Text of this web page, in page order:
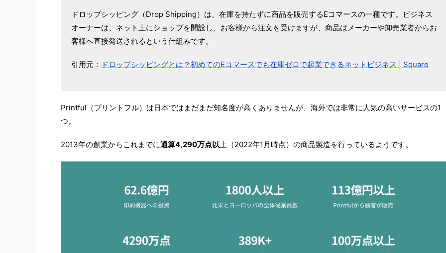
ドロップシッピング（Drop Shipping）は、在庫を持たずに商品を販売するEコマースの一種です。ビジネス
オーナーは、ネット上にショップを開設し、お客様から注文を受けますが、商品はメーカーや卸売業者からお
客様へ直接発送されるという仕組みです。
引用元： ドロップシッピングとは？初めてのEコマースでも在庫ゼロで起業できるネットビジネス | Square
Printful（プリントフル）は日本ではまだまだ知名度が高くありませんが、海外では非常に人気の高いサービスの1
つ。
2013年の創業からこれまでに通算4,290万点以上（2022年1月時点）の商品製造を行っているようです。